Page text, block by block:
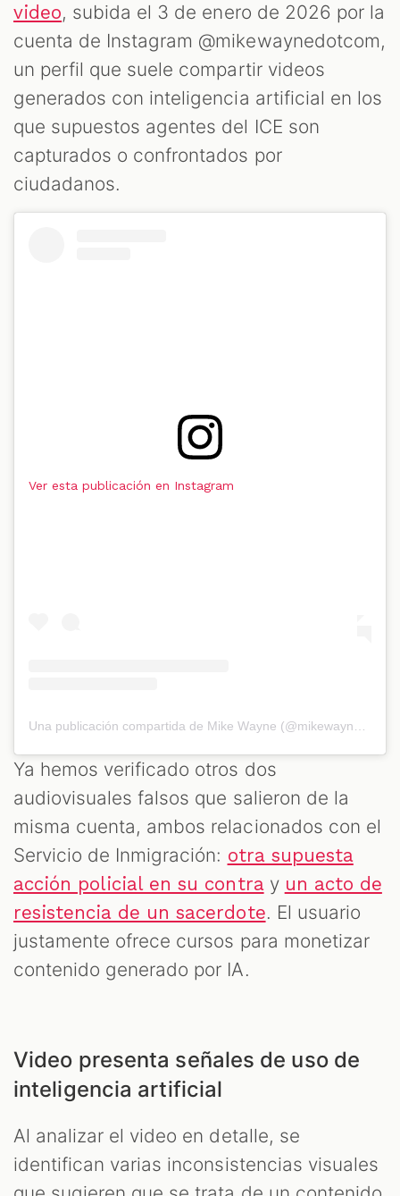
video, subida el 3 de enero de 2026 por la
cuenta de Instagram @mikewaynedotcom,
un perfil que suele compartir videos
generados con inteligencia artificial en los
que supuestos agentes del ICE son
capturados o confrontados por
ciudadanos.
Ver esta publicación en Instagram
Ya hemos verificado otros dos
audiovisuales falsos que salieron de la
misma cuenta, ambos relacionados con el
Servicio de Inmigración: otra supuesta
acción policial en su contray un acto de
resistencia de un sacerdote. El usuario
justamente ofrece cursos para monetizar
contenido generado por IA.
Video presenta señales de uso de
inteligencia artificial
Al analizar el video en detalle, se
identifican varias inconsistencias visuales